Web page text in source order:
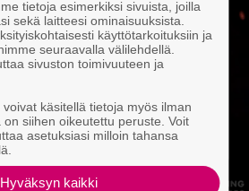
tietoja esimerkiksi sivuista, joilla
sekä laitteesi ominaisuuksista.
käyttötarkoituksiin ja
seuraavalla välilehdellä.
sivuston toimivuuteen ja
käsitellä tietoja myös ilman
siihen oikeutettu peruste. Voit
asetuksiasi milloin tahansa
Hyväksyn kaikki